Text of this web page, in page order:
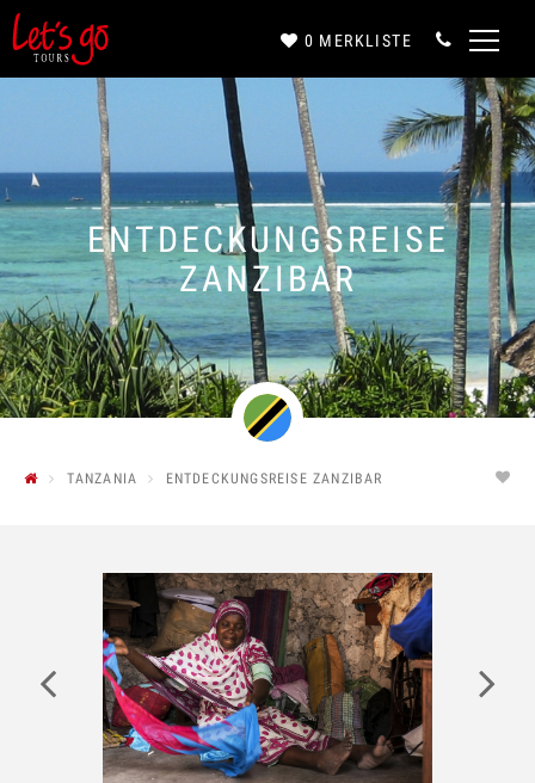
0 MERKLISTE
ENTDECKUNGSREISE
ZANZIBAR
TANZANIA ENTDECKUNGSREISE ZANZIBAR
Anrede*
Vorname*
Nachname*
ANMELDEN